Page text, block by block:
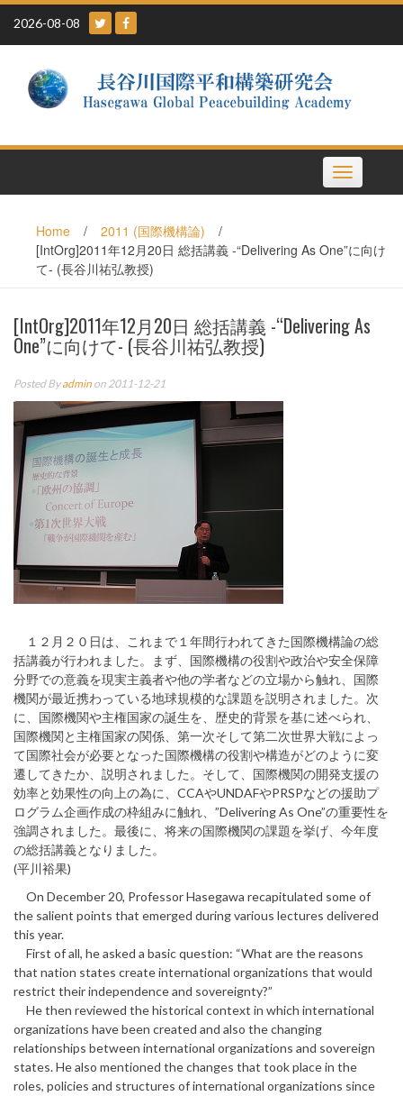
Skip
content
2026-08-08
Toggle
navigation
Home / 2011 (国際機構論)
/
[IntOrg]2011年12月20日 総括講義 -“Delivering As One”に向け
て- (長谷川祐弘教授)
[IntOrg]2011年12月20日 総括講義 -“Delivering As
One”に向けて- (長谷川祐弘教授)
Posted Byadmin on 2011-12-21
１２月２０日は、これまで１年間行われてきた国際機構論の総
括講義が行われました。まず、国際機構の役割や政治や安全保障
分野での意義を現実主義者や他の学者などの立場から触れ、国際
機関が最近携わっている地球規模的な課題を説明されました。次
に、国際機関や主権国家の誕生を、歴史的背景を基に述べられ、
国際機関と主権国家の関係、第一次そして第二次世界大戦によっ
て国際社会が必要となった国際機構の役割や構造がどのように変
遷してきたか、説明されました。そして、国際機関の開発支援の
効率と効果性の向上の為に、CCAやUNDAFやPRSPなどの援助プ
ログラム企画作成の枠組みに触れ、”Delivering As One”の重要性を
強調されました。最後に、将来の国際機関の課題を挙げ、今年度
の総括講義となりました。
(平川裕果)
On December 20, Professor Hasegawa recapitulated some of
the salient points that emerged during various lectures delivered
this year.
First of all, he asked a basic question: “What are the reasons
that nation states create international organizations that would
restrict their independence and sovereignty?”
He then reviewed the historical context in which international
organizations have been created and also the changing
relationships between international organizations and sovereign
states. He also mentioned the changes that took place in the
roles, policies and structures of international organizations since